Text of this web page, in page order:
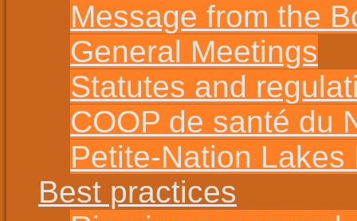
Message from the
General Meetings
Statutes and
COOP de santé du
Petite-Nation
Best practices